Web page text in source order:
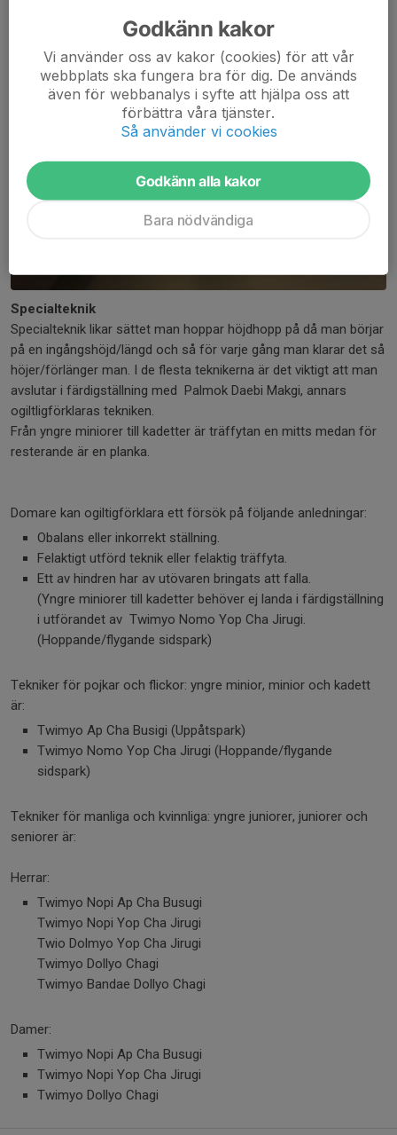
Specialteknik
Specialteknik likar sättet man hoppar höjdhopp på då man börjar
på en ingångshöjd/längd och så för varje gång man klarar det så
höjer/förlänger man. I de flesta teknikerna är det viktigt att man
avslutar i färdigställning med Palmok Daebi Makgi, annars
ogiltligförklaras tekniken.
Från yngre miniorer till kadetter är träffytan en mitts medan för
resterande är en planka.
Domare kan ogiltigförklara ett försök på följande anledningar:
Obalans eller inkorrekt ställning.
Felaktigt utförd teknik eller felaktig träffyta.
Ett av hindren har av utövaren bringats att falla.
(Yngre miniorer till kadetter behöver ej landa i färdigställning
i utförandet av Twimyo Nomo Yop Cha Jirugi.
(Hoppande/flygande sidspark)
Tekniker för pojkar och flickor: yngre minior, minior och kadett
är:
Twimyo Ap Cha Busigi (Uppåtspark)
Twimyo Nomo Yop Cha Jirugi (Hoppande/flygande
sidspark)
Tekniker för manliga och kvinnliga: yngre juniorer, juniorer och
seniorer är:
Herrar:
Twimyo Nopi Ap Cha Busugi
Twimyo Nopi Yop Cha Jirugi
Twio Dolmyo Yop Cha Jirugi
Twimyo Dollyo Chagi
Twimyo Bandae Dollyo Chagi
Damer:
Twimyo Nopi Ap Cha Busugi
Twimyo Nopi Yop Cha Jirugi
Twimyo Dollyo Chagi
Godkänn kakor
Vi använder oss av kakor (cookies) för att vår
webbplats ska fungera bra för dig. De används
även för webbanalys i syfte att hjälpa oss att
förbättra våra tjänster.
Så använder vi cookies
Godkänn alla kakor
Bara nödvändiga